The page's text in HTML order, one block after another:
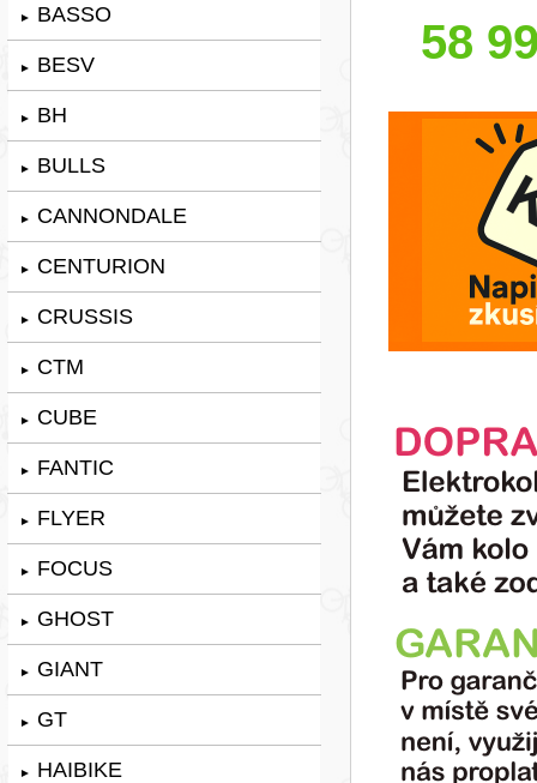
► BASSO
► BESV
► BH
► BULLS
► CANNONDALE
► CENTURION
► CRUSSIS
► CTM
► CUBE
► FANTIC
► FLYER
► FOCUS
► GHOST
► GIANT
► GT
► HAIBIKE
58